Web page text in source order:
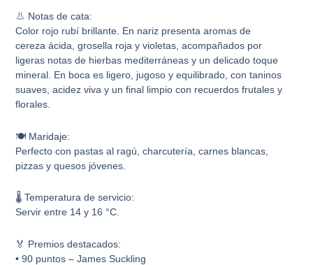
👃 Notas de cata:
Color rojo rubí brillante. En nariz presenta aromas de
cereza ácida, grosella roja y violetas, acompañados por
ligeras notas de hierbas mediterráneas y un delicado toque
mineral. En boca es ligero, jugoso y equilibrado, con taninos
suaves, acidez viva y un final limpio con recuerdos frutales y
florales.
🍽️ Maridaje:
Perfecto con pastas al ragú, charcutería, carnes blancas,
pizzas y quesos jóvenes.
🌡️ Temperatura de servicio:
Servir entre 14 y 16 °C.
🏅 Premios destacados:
• 90 puntos – James Suckling